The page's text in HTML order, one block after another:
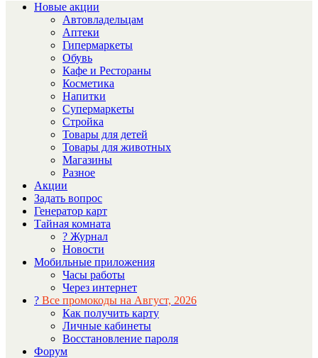
Новые акции
Автовладельцам
Аптеки
Гипермаркеты
Обувь
Кафе и Рестораны
Косметика
Напитки
Супермаркеты
Стройка
Товары для детей
Товары для животных
Магазины
Разное
Акции
Задать вопрос
Генератор карт
Тайная комната
? Журнал
Новости
Мобильные приложения
Часы работы
Через интернет
? Все промокоды на Август, 2026
Как получить карту
Личные кабинеты
Восстановление пароля
Форум